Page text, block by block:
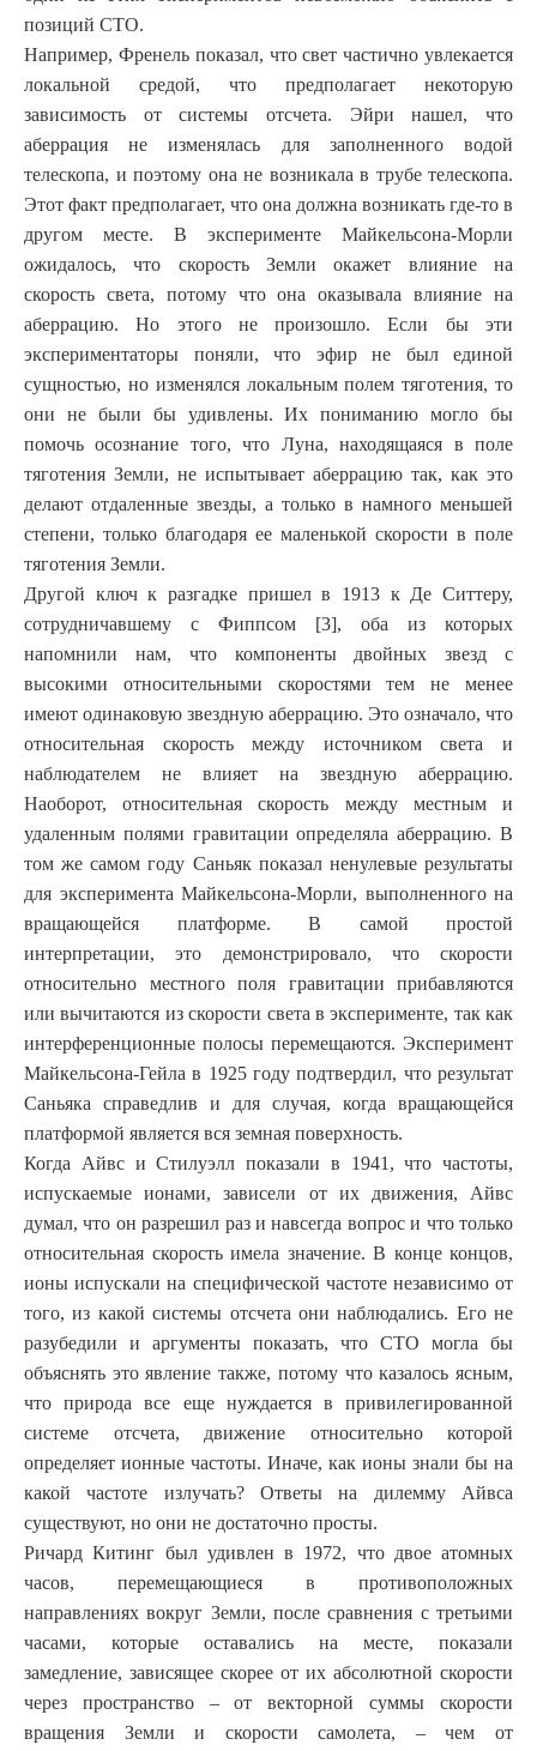
позиций СТО.
Например, Френель показал, что свет частично увлекается
локальной средой, что предполагает некоторую
зависимость от системы отсчета. Эйри нашел, что
аберрация не изменялась для заполненного водой
телескопа, и поэтому она не возникала в трубе телескопа.
Этот факт предполагает, что она должна возникать где-то в
другом месте. В эксперименте Майкельсона-Морли
ожидалось, что скорость Земли окажет влияние на
скорость света, потому что она оказывала влияние на
аберрацию. Но этого не произошло. Если бы эти
экспериментаторы поняли, что эфир не был единой
сущностью, но изменялся локальным полем тяготения, то
они не были бы удивлены. Их пониманию могло бы
помочь осознание того, что Луна, находящаяся в поле
тяготения Земли, не испытывает аберрацию так, как это
делают отдаленные звезды, а только в намного меньшей
степени, только благодаря ее маленькой скорости в поле
тяготения Земли.
Другой ключ к разгадке пришел в 1913 к Де Ситтеру,
сотрудничавшему с Фиппсом [3], оба из которых
напомнили нам, что компоненты двойных звезд с
высокими относительными скоростями тем не менее
имеют одинаковую звездную аберрацию. Это означало, что
относительная скорость между источником света и
наблюдателем не влияет на звездную аберрацию.
Наоборот, относительная скорость между местным и
удаленным полями гравитации определяла аберрацию. В
том же самом году Саньяк показал ненулевые результаты
для эксперимента Майкельсона-Морли, выполненного на
вращающейся платформе. В самой простой
интерпретации, это демонстрировало, что скорости
относительно местного поля гравитации прибавляются
или вычитаются из скорости света в эксперименте, так как
интерференционные полосы перемещаются. Эксперимент
Майкельсона-Гейла в 1925 году подтвердил, что результат
Саньяка справедлив и для случая, когда вращающейся
платформой является вся земная поверхность.
Когда Айвс и Стилуэлл показали в 1941, что частоты,
испускаемые ионами, зависели от их движения, Айвс
думал, что он разрешил раз и навсегда вопрос и что только
относительная скорость имела значение. В конце концов,
ионы испускали на специфической частоте независимо от
того, из какой системы отсчета они наблюдались. Его не
разубедили и аргументы показать, что СТО могла бы
объяснять это явление также, потому что казалось ясным,
что природа все еще нуждается в привилегированной
системе отсчета, движение относительно которой
определяет ионные частоты. Иначе, как ионы знали бы на
какой частоте излучать? Ответы на дилемму Айвса
существуют, но они не достаточно просты.
Ричард Китинг был удивлен в 1972, что двое атомных
часов, перемещающиеся в противоположных
направлениях вокруг Земли, после сравнения с третьими
часами, которые оставались на месте, показали
замедление, зависящее скорее от их абсолютной скорости
через пространство – от векторной суммы скорости
вращения Земли и скорости
самолета, – чем от